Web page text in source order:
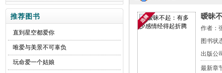
推荐图书
直到星空都爱你
唯爱与美景不可辜负
玩命爱一个姑娘
暧昧
作者：
图书状
出版公
最新章